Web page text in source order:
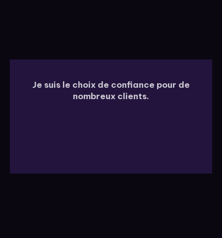
Je suis le choix de confiance pour de
nombreux clients.